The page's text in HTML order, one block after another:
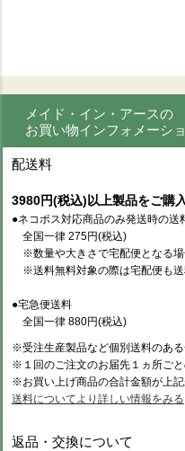
メイド・イン・アースの
お買い物インフォメーシ
配送料
3980円(税込)以上製品をご購
●ネコポス対応商品のみ発送時の送
全国一律 275円(税込)
※数量や大きさで宅配便となる場
※送料無料対象の際は宅配便も送
●宅急便送料
全国一律 880円(税込)
※受注生産製品など個別送料のある
※１回のご注文のお届先１ヵ所ごと
※お買い上げ商品の合計金額が上記
送料についてより詳しい情報をみる
返品・交換について